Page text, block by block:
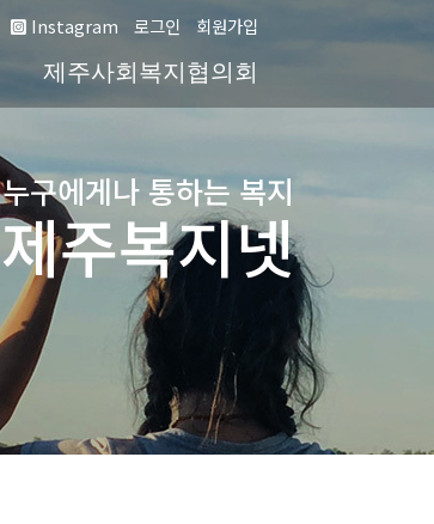
Instagram 로그인 회원가입
제주사회복지협의회
누구에게나 통하는 복지
제주복지넷